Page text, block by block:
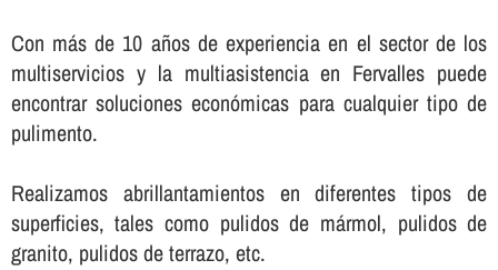
Con más de 10 años de experiencia en el sector de los
multiservicios y la multiasistencia en Fervalles puede
encontrar soluciones económicas para cualquier tipo de
pulimento.
Realizamos abrillantamientos en diferentes tipos de
superficies, tales como pulidos de mármol, pulidos de
granito, pulidos de terrazo, etc.